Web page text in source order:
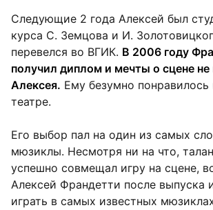
Следующие 2 года Алексей был
курса С. Земцова и И.
перевелся во ВГИК. В 2006 году
получил диплом и мечты о сцене не
Алексея. Ему безумно понравилось
театре.
Его выбор пал на один из самых
мюзиклы. Несмотря ни на что,
успешно совмещал игру на сцене,
Алексей Франдетти после выпуска
играть в самых известных